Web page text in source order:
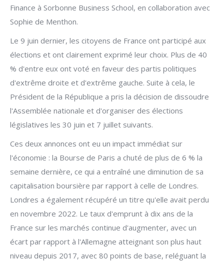
Finance à Sorbonne Business School, en collaboration avec
Sophie de Menthon.
Le 9 juin dernier, les citoyens de France ont participé aux
élections et ont clairement exprimé leur choix. Plus de 40
% d'entre eux ont voté en faveur des partis politiques
d'extrême droite et d'extrême gauche. Suite à cela, le
Président de la République a pris la décision de dissoudre
l'Assemblée nationale et d'organiser des élections
législatives les 30 juin et 7 juillet suivants.
Ces deux annonces ont eu un impact immédiat sur
l'économie : la Bourse de Paris a chuté de plus de 6 % la
semaine dernière, ce qui a entraîné une diminution de sa
capitalisation boursière par rapport à celle de Londres.
Londres a également récupéré un titre qu'elle avait perdu
en novembre 2022. Le taux d'emprunt à dix ans de la
France sur les marchés continue d'augmenter, avec un
écart par rapport à l'Allemagne atteignant son plus haut
niveau depuis 2017, avec 80 points de base, reléguant la